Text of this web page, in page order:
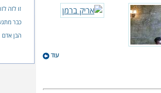
עוד
זו לזה
כבר
הבן אדם